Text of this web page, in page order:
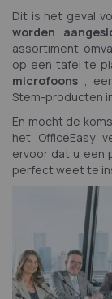
Dit is het geval
worden
assortiment
op een tafel te
microfoons ,
Stem-producten
En mocht de
het OfficeEasy
ervoor dat u een
perfect weet te